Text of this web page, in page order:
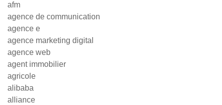
afm
agence de communication
agence e
agence marketing digital
agence web
agent immobilier
agricole
alibaba
alliance